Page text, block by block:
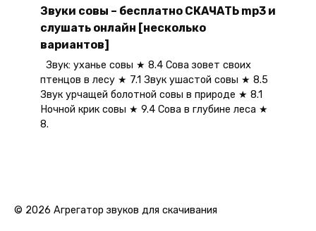
Звуки совы – бесплатно СКАЧАТЬ mp3 и
слушать онлайн [несколько
вариантов]
Звук: уханье совы ★ 8.4 Сова зовет своих
птенцов в лесу ★ 7.1 Звук ушастой совы ★ 8.5
Звук урчащей болотной совы в природе ★ 8.1
Ночной крик совы ★ 9.4 Сова в глубине леса ★
8.
© 2026 Агрегатор звуков для скачивания